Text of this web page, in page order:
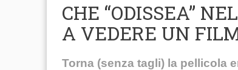
CHE “ODISSEA”
A VEDERE UN
Torna (senza tagli) la pellicola